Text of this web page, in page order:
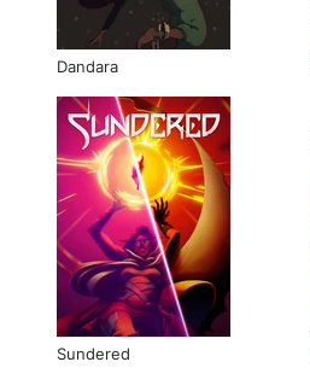
Dandara
Sundered